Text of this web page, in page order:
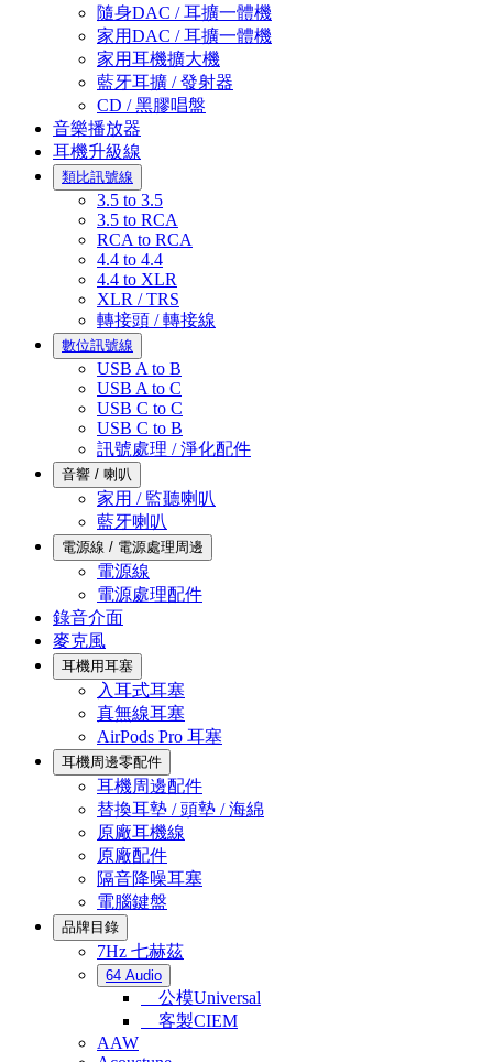
隨身DAC / 耳擴一體機
家用DAC / 耳擴一體機
家用耳機擴大機
藍牙耳擴 / 發射器
CD / 黑膠唱盤
音樂播放器
耳機升級線
類比訊號線
3.5 to 3.5
3.5 to RCA
RCA to RCA
4.4 to 4.4
4.4 to XLR
XLR / TRS
轉接頭 / 轉接線
數位訊號線
USB A to B
USB A to C
USB C to C
USB C to B
訊號處理 / 淨化配件
音響 / 喇叭
家用 / 監聽喇叭
藍牙喇叭
電源線 / 電源處理周邊
電源線
電源處理配件
錄音介面
麥克風
耳機用耳塞
入耳式耳塞
真無線耳塞
AirPods Pro 耳塞
耳機周邊零配件
耳機周邊配件
替換耳墊 / 頭墊 / 海綿
原廠耳機線
原廠配件
隔音降噪耳塞
電腦鍵盤
品牌目錄
7Hz 七赫茲
64 Audio
公模Universal
客製CIEM
AAW